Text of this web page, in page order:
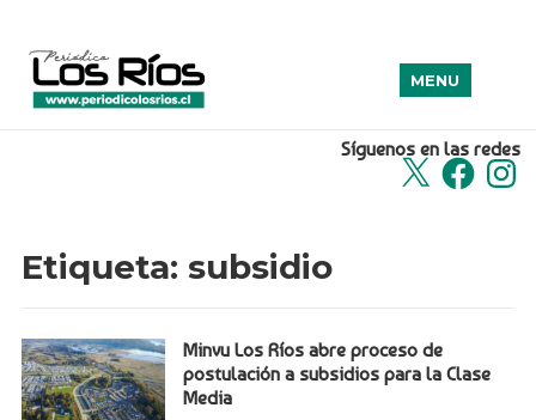
Síguenos en las redes
X Facebook
MENU
Etiqueta: subsidio
Minvu Los Ríos abre proceso de
postulación a subsidios para la Clase
Media